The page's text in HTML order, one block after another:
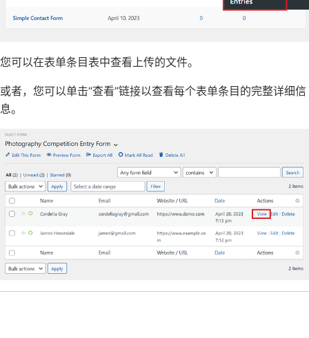
您可以在表单条目表中查看上传的文件。
或者，您可以单击“查看”链接以查看每个表单条目的完整详细信
息。